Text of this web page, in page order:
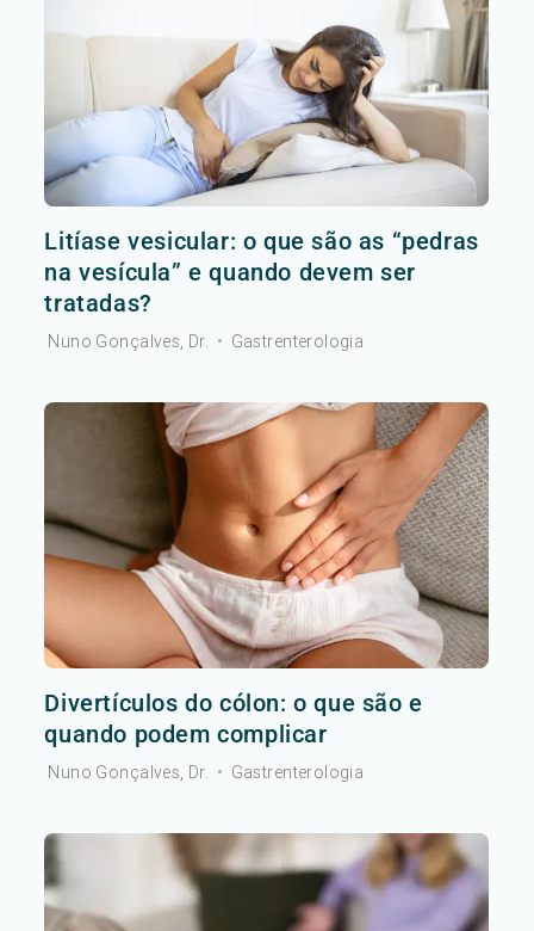
Litíase vesicular: o que são as “pedras
na vesícula” e quando devem ser
tratadas?
Nuno Gonçalves, Dr. • Gastrenterologia
Divertículos do cólon: o que são e
quando podem complicar
Nuno Gonçalves, Dr. • Gastrenterologia